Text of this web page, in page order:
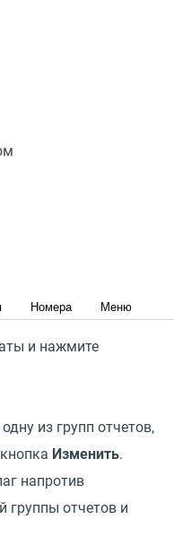
Номера Меню
от типа
отчетов нажмите
и нажмите
из групп отчетов,
Изменить.
напротив
группы отчетов и